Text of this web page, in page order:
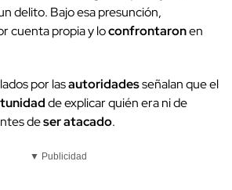
delito. Bajo esa presunción,
cuenta propia y loconfrontaronen
por lasautoridadesseñalan que el
de explicar quién era ni de
deser atacado.
▼ Publicidad